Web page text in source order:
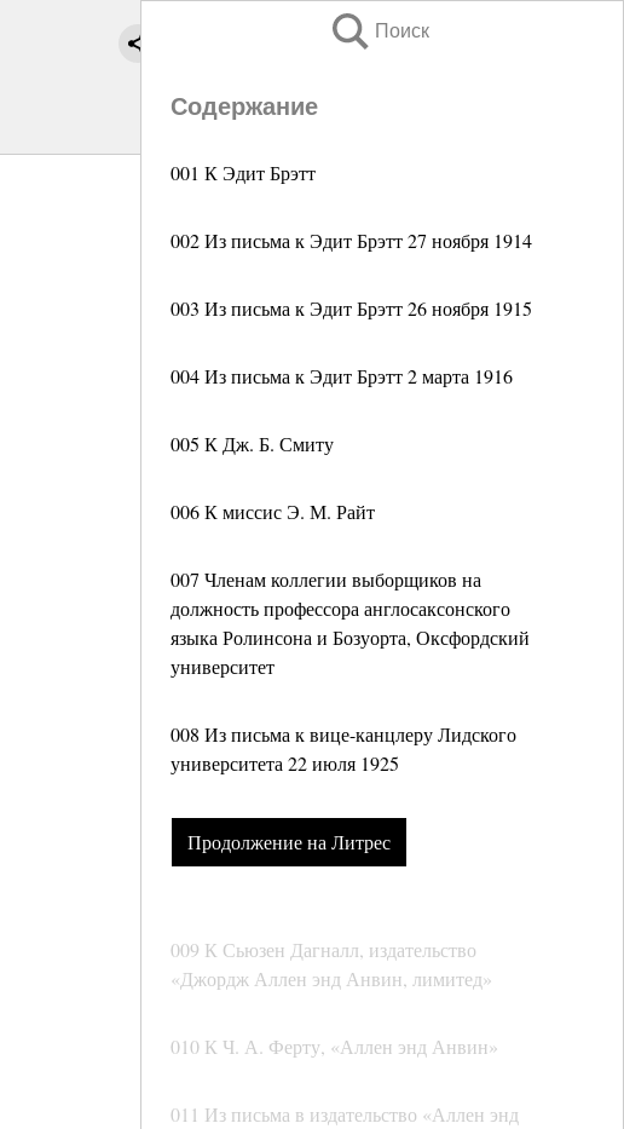
Поиск
Содержание
001 К Эдит Брэтт
002 Из письма к Эдит Брэтт 27 ноября 1914
003 Из письма к Эдит Брэтт 26 ноября 1915
004 Из письма к Эдит Брэтт 2 марта 1916
005 К Дж. Б. Смиту
006 К миссис Э. М. Райт
007 Членам коллегии выборщиков на
должность профессора англосаксонского
языка Ролинсона и Бозуорта, Оксфордский
университет
008 Из письма к вице-канцлеру Лидского
университета 22 июля 1925
Продолжение на Литрес
009 К Сьюзен Дагналл, издательство
«Джордж Аллен энд Анвин, лимитед»
010 К Ч. А. Ферту, «Аллен энд Анвин»
011 Из письма в издательство «Аллен энд